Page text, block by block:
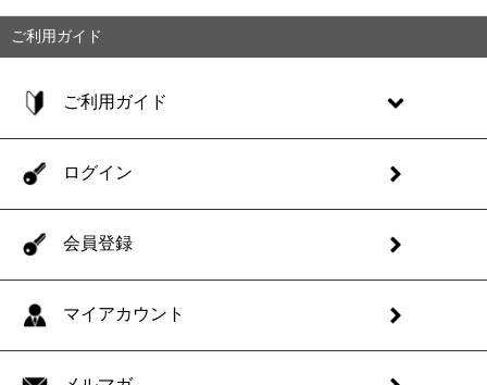
ご利用ガイド
ご利用ガイド
ログイン
会員登録
マイアカウント